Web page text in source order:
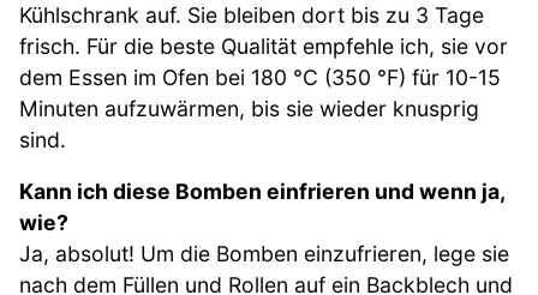
Kühlschrank auf. Sie bleiben dort bis zu 3 Tage
frisch. Für die beste Qualität empfehle ich, sie vor
dem Essen im Ofen bei 180 °C (350 °F) für 10-15
Minuten aufzuwärmen, bis sie wieder knusprig
sind.
Kann ich diese Bomben einfrieren und wenn ja,
wie?
Ja, absolut! Um die Bomben einzufrieren, lege sie
nach dem Füllen und Rollen auf ein Backblech und